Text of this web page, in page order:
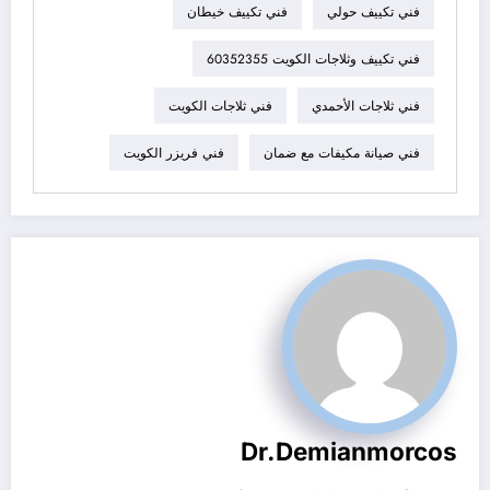
فني تكييف حولي فني تكييف خيطان
فني تكييف وثلاجات الكويت 60352355
فني ثلاجات الأحمدي فني ثلاجات الكويت
فني صيانة مكيفات مع ضمان فني فريزر الكويت
Dr.demianmorcos